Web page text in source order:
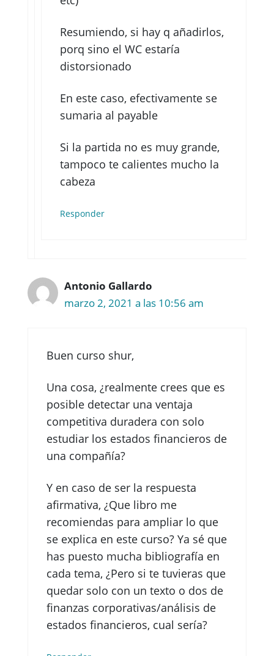
Resumiendo, si hay q añadirlos,
porq sino el WC estaría
distorsionado
En este caso, efectivamente se
sumaria al payable
Si la partida no es muy grande,
tampoco te calientes mucho la
cabeza
Responder
Antonio Gallardo
marzo 2, 2021 a las 10:56 am
Buen curso shur,
Una cosa, ¿realmente crees que es
posible detectar una ventaja
competitiva duradera con solo
estudiar los estados financieros de
una compañía?
Y en caso de ser la respuesta
afirmativa, ¿Que libro me
recomiendas para ampliar lo que
se explica en este curso? Ya sé que
has puesto mucha bibliografía en
cada tema, ¿Pero si te tuvieras que
quedar solo con un texto o dos de
finanzas corporativas/análisis de
estados financieros, cual sería?